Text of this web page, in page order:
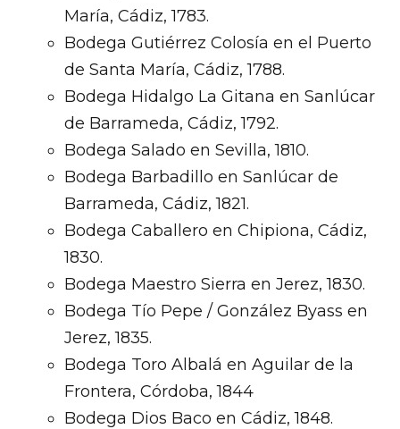
María, Cádiz, 1783.
Bodega Gutiérrez Colosía en el Puerto
de Santa María, Cádiz, 1788.
Bodega Hidalgo La Gitana en Sanlúcar
de Barrameda, Cádiz, 1792.
Bodega Salado en Sevilla, 1810.
Bodega Barbadillo en Sanlúcar de
Barrameda, Cádiz, 1821.
Bodega Caballero en Chipiona, Cádiz,
1830.
Bodega Maestro Sierra en Jerez, 1830.
Bodega Tío Pepe / González Byass en
Jerez, 1835.
Bodega Toro Albalá en Aguilar de la
Frontera, Córdoba, 1844
Bodega Dios Baco en Cádiz, 1848.